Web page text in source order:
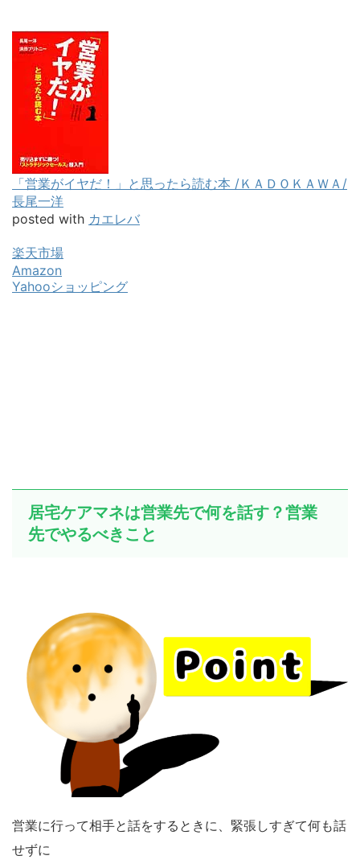
「営業がイヤだ！」と思ったら読む本 /ＫＡＤＯＫＡＷＡ/
長尾一洋
posted with カエレバ
楽天市場
Amazon
Yahooショッピング
居宅ケアマネは営業先で何を話す？営業
先でやるべきこと
営業に行って相手と話をするときに、緊張しすぎて何も話
せずに